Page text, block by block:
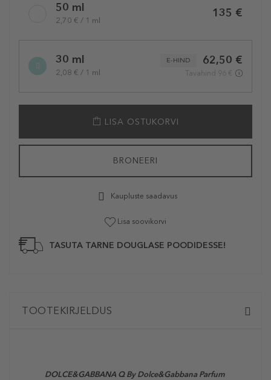
50 ml
2,70 € / 1 ml
135 €
30 ml
2,08 € / 1 ml
62,50 €
E-HIND
Tavahind 96 €
LISA OSTUKORVI
BRONEERI
Kaupluste saadavus
Lisa soovikorvi
TASUTA TARNE DOUGLASE POODIDESSE!
TOOTEKIRJELDUS
DOLCE&GABBANA Q By Dolce&Gabbana Parfum